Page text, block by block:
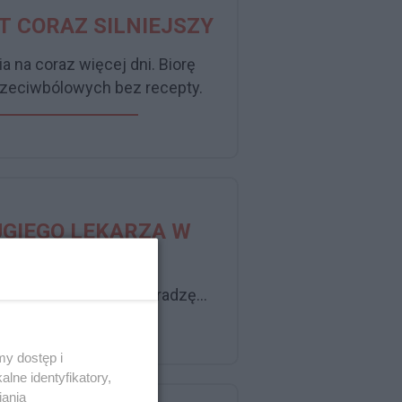
CORAZ SILNIEJSZY
bez recepty.
LEKARZA W
„uroda”, nic nie poradzę…
dostęp i
identyfikatory,